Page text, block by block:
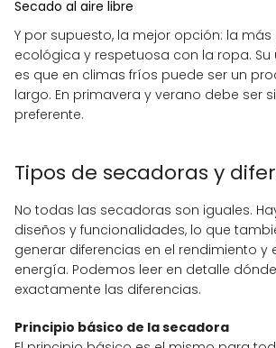
Secado al aire libre
Y por supuesto, la mejor opción: la
ecológica y respetuosa con la ropa.
es que en climas fríos puede ser un
largo. En primavera y verano debe ser
preferente.
Tipos de secadoras y
No todas las secadoras son iguales.
diseños y funcionalidades, lo que
generar diferencias en el rendimiento y
energía. Podemos leer en detalle
exactamente las diferencias.
Principio básico de la secadora